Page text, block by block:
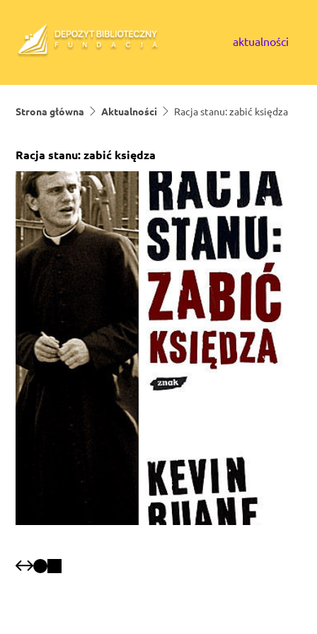
aktualności
Strona główna Aktualności Racja stanu: zabić księdza
Racja stanu: zabić księdza